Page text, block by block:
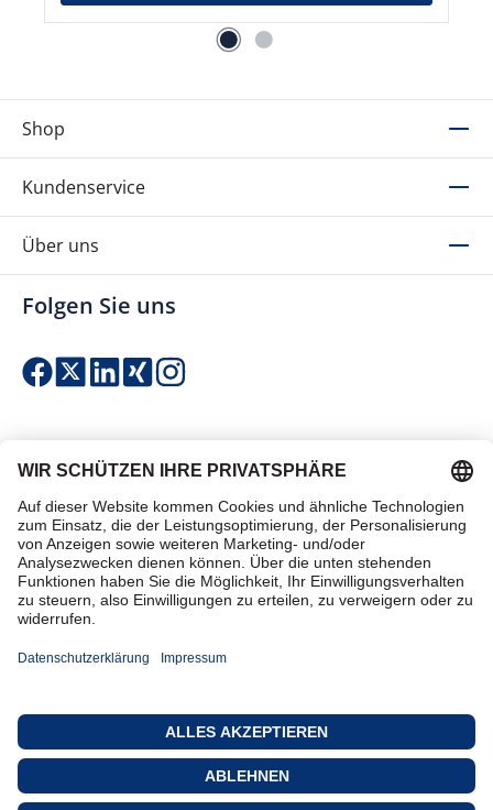
Shop
Kundenservice
Über uns
Folgen Sie uns
Einfach & sicher bezahlen
Zertifiziert einkaufen